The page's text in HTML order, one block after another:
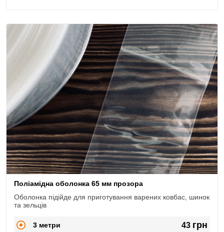
Поліамідна оболонка 65 мм прозора
Оболонка підійде для приготування варених ковбас, шинок
та зельців
3 метри 43 грн